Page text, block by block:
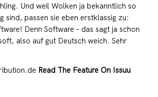
Und weil Wolken ja bekanntlich so
sind, passen sie eben erstklassig zu:
Denn Software – das sagt ja schon
also auf gut Deutsch weich. Sehr
Read The Feature On Issuu